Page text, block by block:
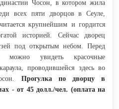
Чосон, в котором жила
всех пяти дворцов в Сеуле,
крупнейшим и гордится
историей. Сейчас дворец
под открытым небом. Перед
увидеть красочные
проводившейся здесь во
Прогулка по дворцу в
- от 45 долл./чел. (оплата на